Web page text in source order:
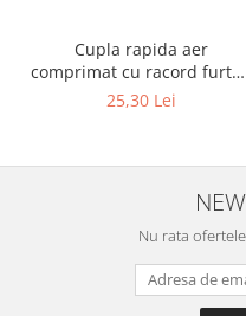
Cupla rapida aer
comprimat cu racord furtun
8 mm (5/16") | SUA / Franta
25,30 Lei
Nu rata